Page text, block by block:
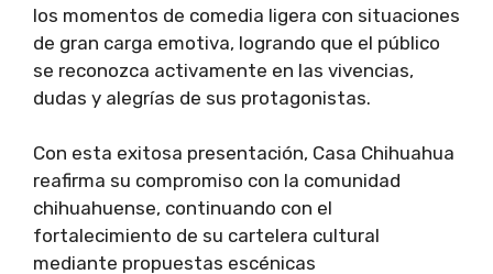
los momentos de comedia ligera con situaciones
de gran carga emotiva, logrando que el público
se reconozca activamente en las vivencias,
dudas y alegrías de sus protagonistas.
Con esta exitosa presentación, Casa Chihuahua
reafirma su compromiso con la comunidad
chihuahuense, continuando con el
fortalecimiento de su cartelera cultural
mediante propuestas escénicas